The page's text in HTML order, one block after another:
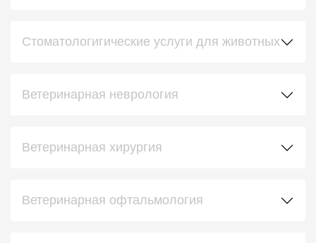
Стоматологигические услуги для животных
Ветеринарная неврология
Ветеринарная хирургия
Ветеринарная офтальмология